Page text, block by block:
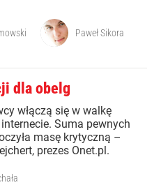
Paweł Sikora
dla obelg
włączą się w walkę
Suma pewnych
masę krytyczną –
prezes Onet.pl.